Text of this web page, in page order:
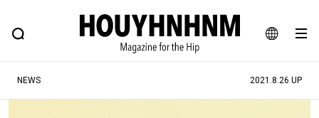
JA
EN
FEATURE BLOG SNAP
ヒップなファッション、カルチャー、ライフスタイルWEBマガジン
NEWS 2021.8.26 UP